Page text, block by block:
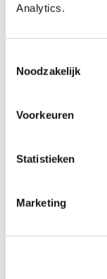
Analytics.
Noodzakelijk
Voorkeuren
Statistieken
Marketing